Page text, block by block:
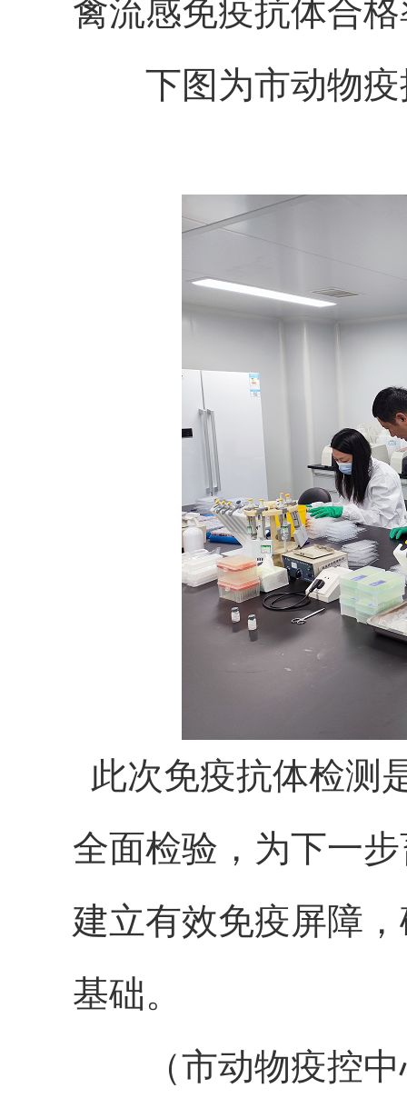
禽流感免疫抗体合
下图为市动物
此次免疫抗体检测
全面检验，为下一
建立有效免疫屏障
基础。
（市动物疫控中